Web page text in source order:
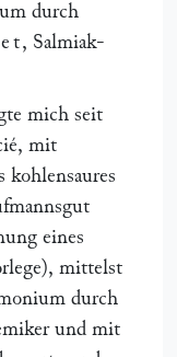
durch
, Salmiak-
mich seit
mit
kohlensaures
eines
mittelst
durch
und mit